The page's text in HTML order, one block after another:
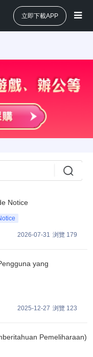
立即下載APP
Notice
浏覽 179
2026-07-31
yang
浏覽 123
2025-12-27
Pemeliharaan)